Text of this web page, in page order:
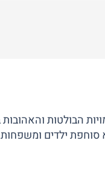
הבולטות והאהובות
סוחפת ילדים